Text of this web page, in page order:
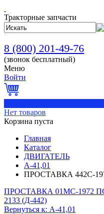
Тракторные запчасти
8 (800) 201-49-76
(звонок бесплатный)
Меню
Войти
Нет товаров
Корзина пуста
Главная
Каталог
ДВИГАТЕЛЬ
А-41,01
ПРОСТАВКА 442С-
ПРОСТАВКА 01МС-1972
2133 (Д-442)
Вернуться к: А-41,01